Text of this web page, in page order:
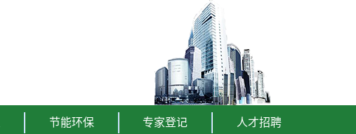
节能环保 专家登记 人才招聘